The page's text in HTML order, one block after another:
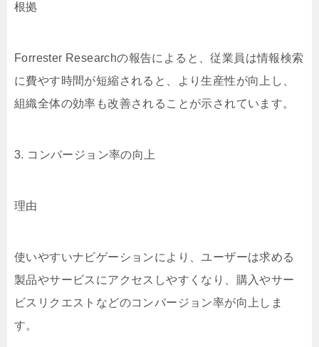
根拠
Forrester Researchの報告によると、従業員は情報検索
に費やす時間が短縮されると、より生産性が向上し、
組織全体の効率も改善されることが示されています。
3. コンバージョン率の向上
理由
使いやすいナビゲーションにより、ユーザーは求める
製品やサービスにアクセスしやすくなり、購入やサー
ビスリクエストなどのコンバージョン率が向上しま
す。